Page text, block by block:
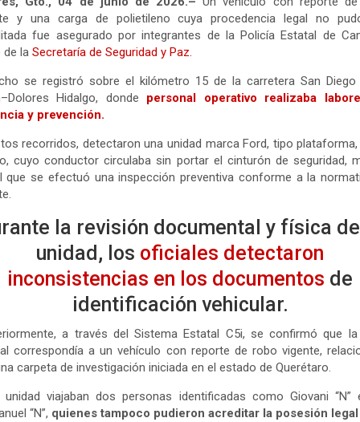
y una carga de polietileno cuya procedencia legal no
fue asegurado por integrantes de la Policía Estatal de
de la Secretaría de Seguridad y Paz.
se registró sobre el kilómetro 15 de la carretera San
Hidalgo, donde personal operativo realizaba
y prevención.
recorridos, detectaron una unidad marca Ford, tipo
cuyo conductor circulaba sin portar el cinturón de seguridad,
que se efectuó una inspección preventiva conforme a la
la revisión documental y física
unidad, los oficiales detectaron
inconsistencias en los documentos de
identificación vehicular.
a través del Sistema Estatal C5i, se confirmó que
correspondía a un vehículo con reporte de robo vigente,
carpeta de investigación iniciada en el estado de Querétaro.
unidad viajaban dos personas identificadas como Giovani “N”
“N”, quienes tampoco pudieron acreditar la posesión